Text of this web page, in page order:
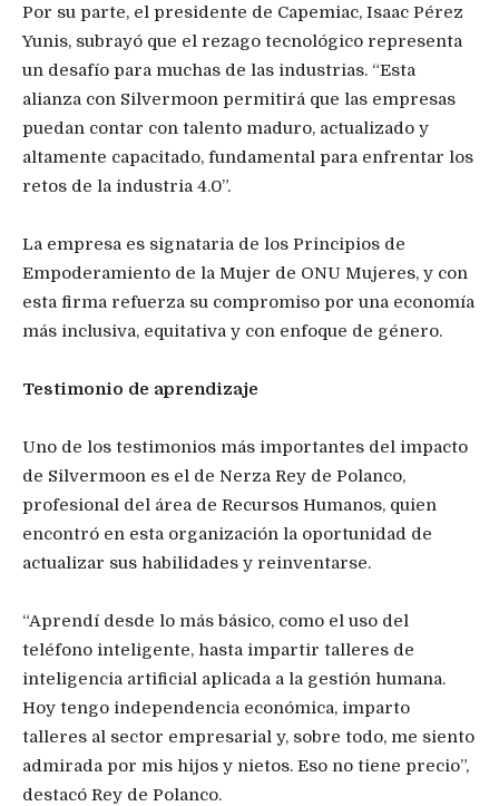
Por su parte, el presidente de Capemiac, Isaac Pérez
Yunis, subrayó que el rezago tecnológico representa
un desafío para muchas de las industrias. “Esta
alianza con Silvermoon permitirá que las empresas
puedan contar con talento maduro, actualizado y
altamente capacitado, fundamental para enfrentar los
retos de la industria 4.0”.
La empresa es signataria de los Principios de
Empoderamiento de la Mujer de ONU Mujeres, y con
esta firma refuerza su compromiso por una economía
más inclusiva, equitativa y con enfoque de género.
Testimonio de aprendizaje
Uno de los testimonios más importantes del impacto
de Silvermoon es el de Nerza Rey de Polanco,
profesional del área de Recursos Humanos, quien
encontró en esta organización la oportunidad de
actualizar sus habilidades y reinventarse.
“Aprendí desde lo más básico, como el uso del
teléfono inteligente, hasta impartir talleres de
inteligencia artificial aplicada a la gestión humana.
Hoy tengo independencia económica, imparto
talleres al sector empresarial y, sobre todo, me siento
admirada por mis hijos y nietos. Eso no tiene precio”,
destacó Rey de Polanco.